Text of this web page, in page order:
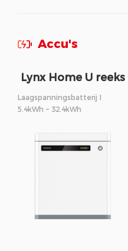
Accu's
Lynx Home U reeks
Laagspanningsbatterij I
5.4kWh – 32.4kWh